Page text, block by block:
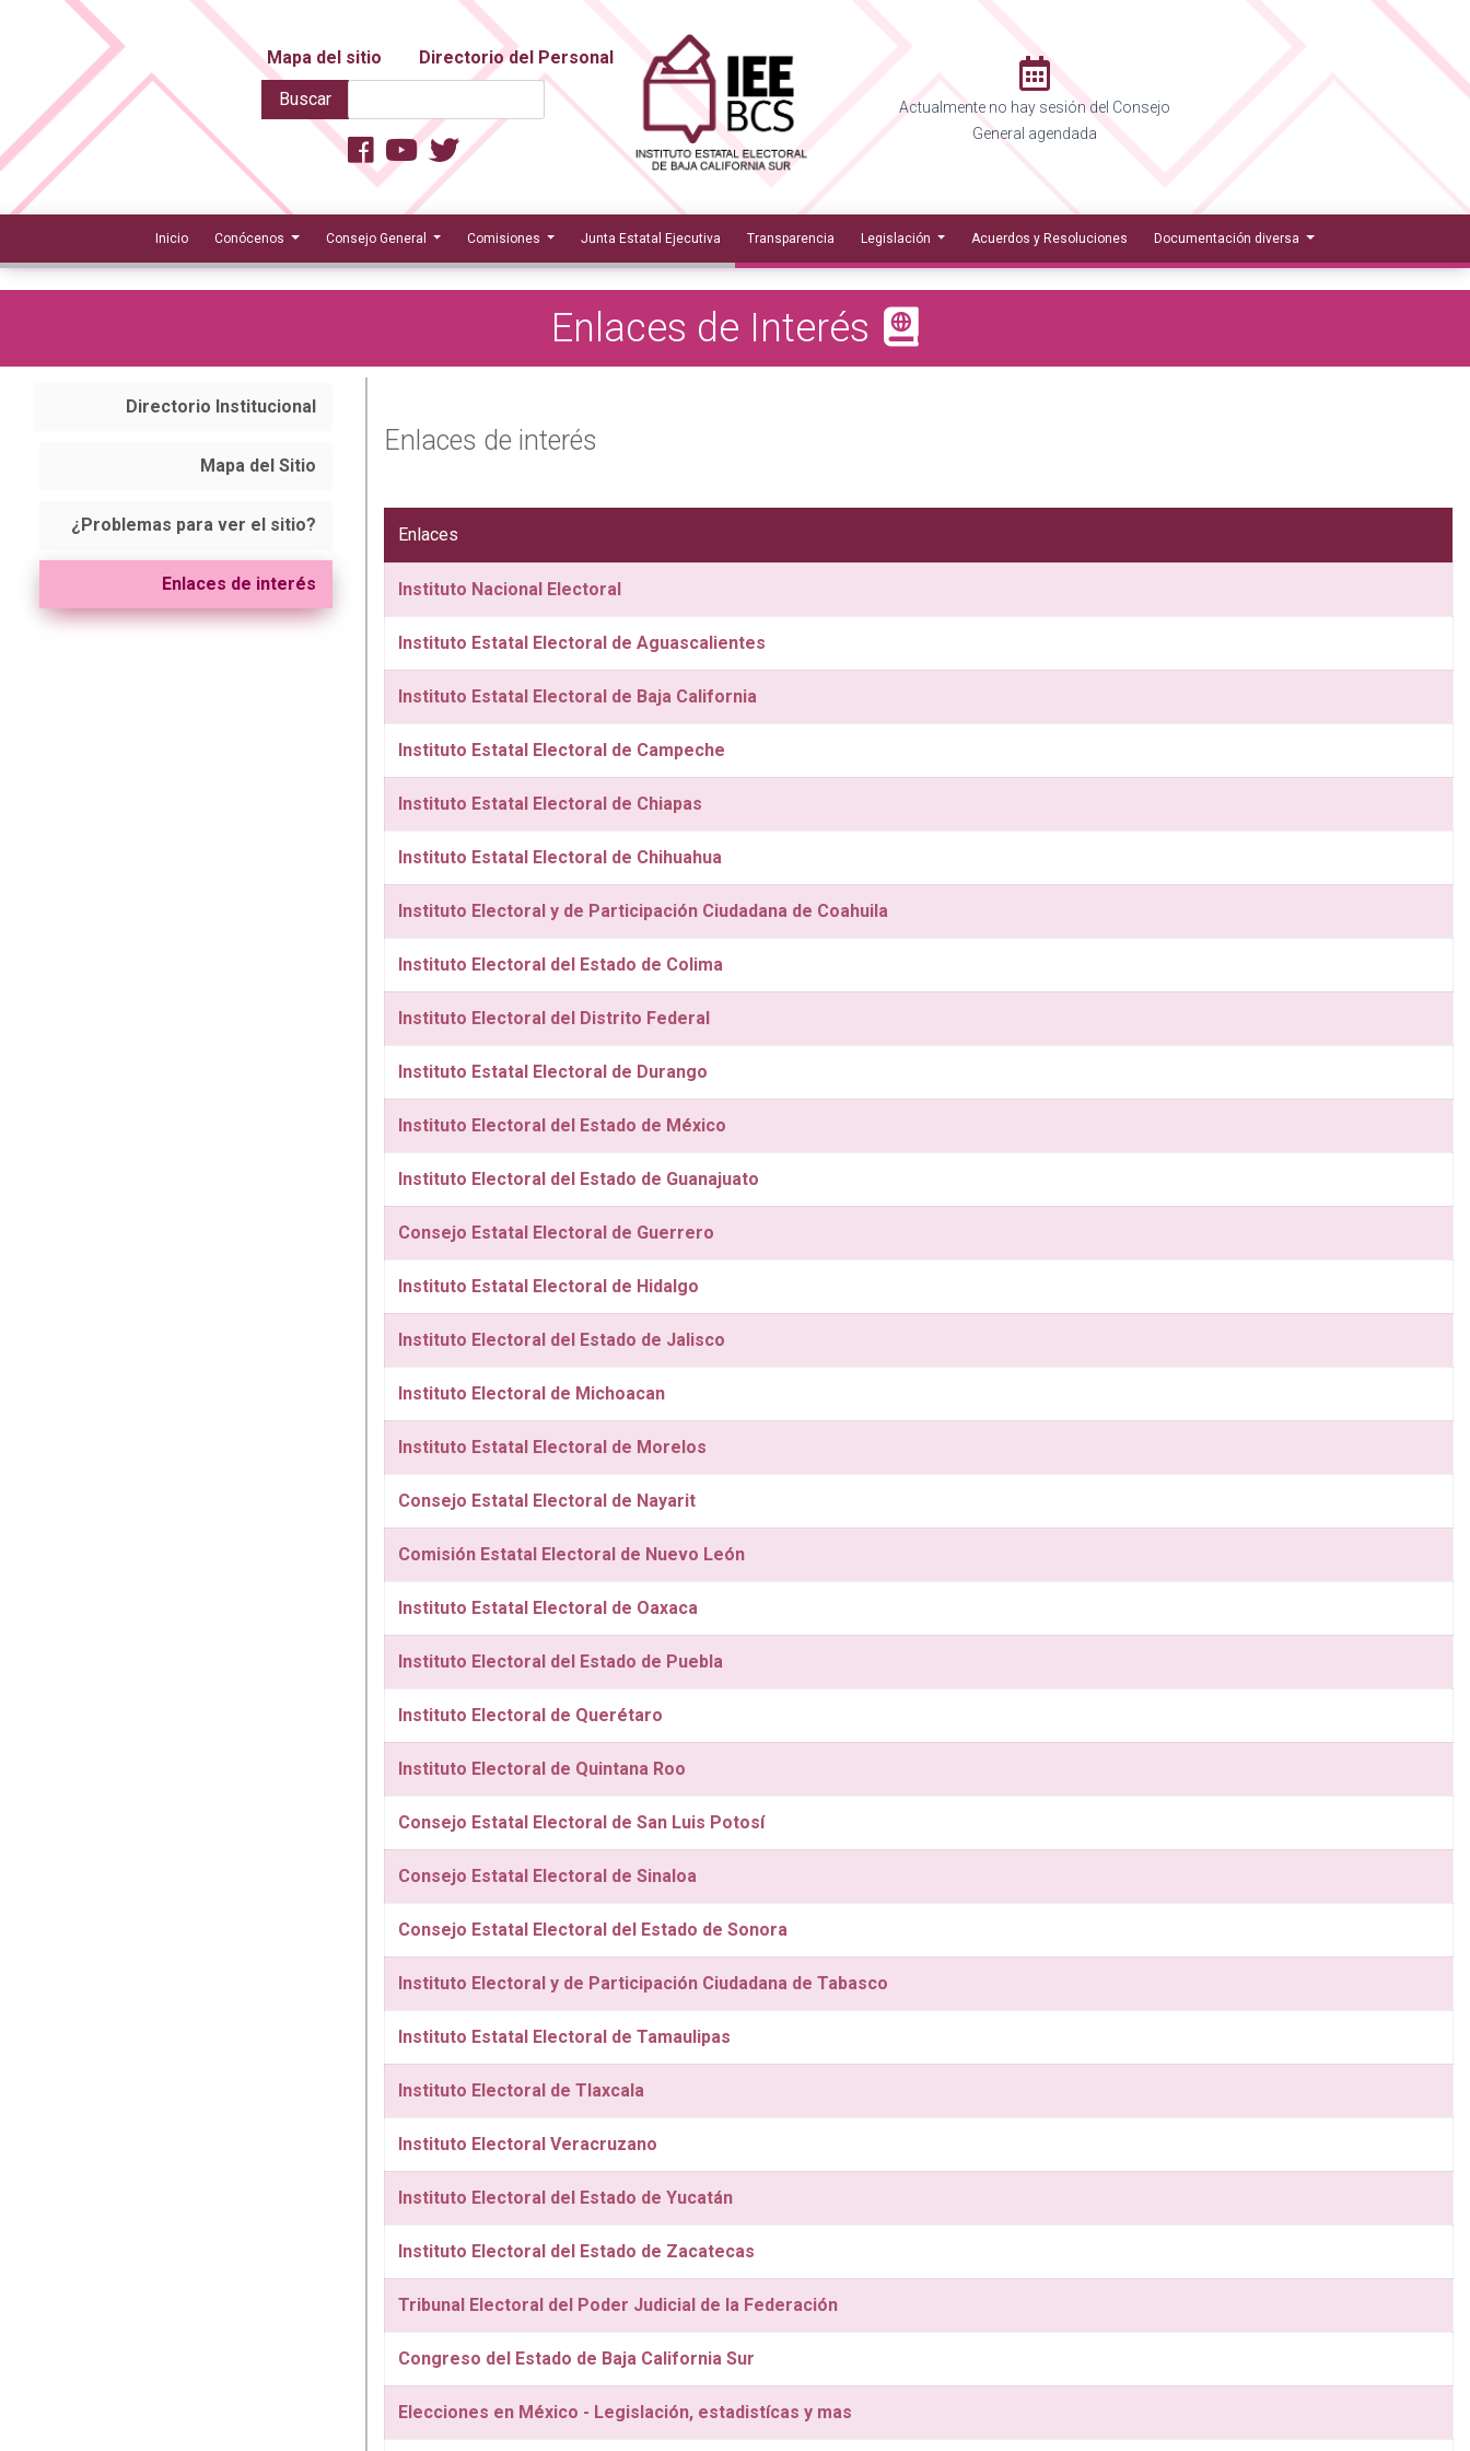
Mapa del sitio
Directorio del Personal
Buscar
Actualmente no hay sesión del Consejo
General agendada
Inicio Conócenos Consejo General Comisiones Junta Estatal Ejecutiva Transparencia Legislación Acuerdos y Resoluciones Documentación diversa
Enlaces de Interés
Directorio Institucional
Mapa del Sitio
¿Problemas para ver el sitio?
Enlaces de interés
Enlaces de interés
Enlaces
Instituto Nacional Electoral
Instituto Estatal Electoral de Aguascalientes
Instituto Estatal Electoral de Baja California
Instituto Estatal Electoral de Campeche
Instituto Estatal Electoral de Chiapas
Instituto Estatal Electoral de Chihuahua
Instituto Electoral y de Participación Ciudadana de Coahuila
Instituto Electoral del Estado de Colima
Instituto Electoral del Distrito Federal
Instituto Estatal Electoral de Durango
Instituto Electoral del Estado de México
Instituto Electoral del Estado de Guanajuato
Consejo Estatal Electoral de Guerrero
Instituto Estatal Electoral de Hidalgo
Instituto Electoral del Estado de Jalisco
Instituto Electoral de Michoacan
Instituto Estatal Electoral de Morelos
Consejo Estatal Electoral de Nayarit
Comisión Estatal Electoral de Nuevo León
Instituto Estatal Electoral de Oaxaca
Instituto Electoral del Estado de Puebla
Instituto Electoral de Querétaro
Instituto Electoral de Quintana Roo
Consejo Estatal Electoral de San Luis Potosí
Consejo Estatal Electoral de Sinaloa
Consejo Estatal Electoral del Estado de Sonora
Instituto Electoral y de Participación Ciudadana de Tabasco
Instituto Estatal Electoral de Tamaulipas
Instituto Electoral de Tlaxcala
Instituto Electoral Veracruzano
Instituto Electoral del Estado de Yucatán
Instituto Electoral del Estado de Zacatecas
Tribunal Electoral del Poder Judicial de la Federación
Congreso del Estado de Baja California Sur
Elecciones en México - Legislación, estadistícas y mas